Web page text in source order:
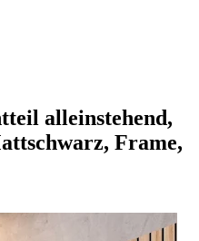
alleinstehend,
Frame,